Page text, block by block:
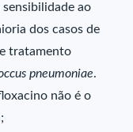
ao
dos casos de
tratamento
pneumoniae.
não é o